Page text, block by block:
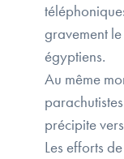
gravement
égyptiens.
Au même
précipite
Les efforts